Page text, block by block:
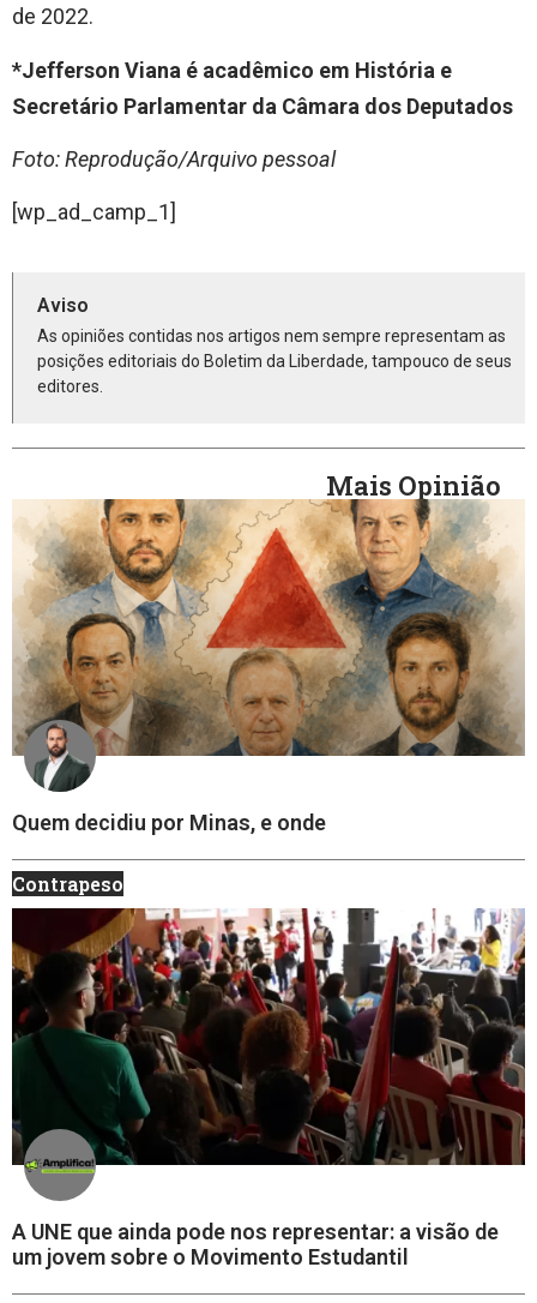
de 2022.
*Jefferson Viana é acadêmico em História e
Secretário Parlamentar da Câmara dos Deputados
Foto: Reprodução/Arquivo pessoal
[wp_ad_camp_1]
Aviso
As opiniões contidas nos artigos nem sempre representam as
posições editoriais do Boletim da Liberdade, tampouco de seus
editores.
Mais Opinião
Quem decidiu por Minas, e onde
Contrapeso
A UNE que ainda pode nos representar: a visão de
um jovem sobre o Movimento Estudantil